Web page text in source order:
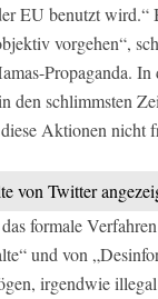
EU benutzt
vorgehen“,
Propaganda. In
den schlimmsten
Aktionen nicht
von Twitter
formale
und von
irgendwie